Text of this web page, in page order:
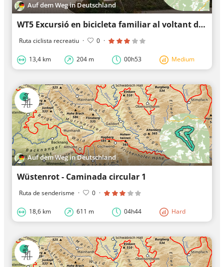
Auf dem Weg in Deutschland
WT5 Excursió en bicicleta familiar al voltant de Wüstenrot
Ruta ciclista recreatiu · 0 ·
13,4 km 204 m 00h53 Medium
Auf dem Weg in Deutschland
Wüstenrot - Caminada circular 1
Ruta de senderisme · 0 ·
18,6 km 611 m 04h44 Hard